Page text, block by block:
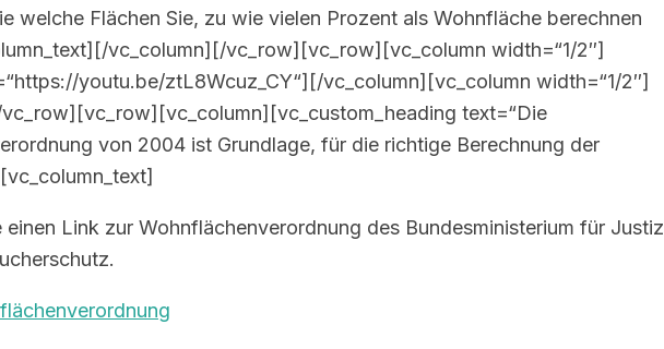
welche Flächen Sie, zu wie vielen Prozent als Wohnfläche berechnen
vc_column][/vc_row][vc_row][vc_column width=“1/2″]
youtu.be/ztL8Wcuz_CY“][/vc_column][vc_column width=“1/2″]
text=“Die
von 2004 ist Grundlage, für die richtige Berechnung der
einen Link zur Wohnflächenverordnung des Bundesministerium für Justiz